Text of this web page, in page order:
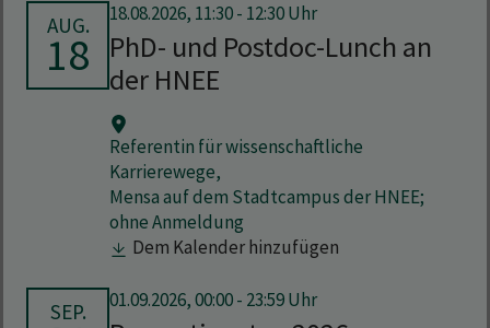
AUG.
18
PhD- und Postdoc-Lunch an
der HNEE
18.08.2026, 11:30 - 12:30 Uhr
Referentin für wissenschaftliche
Karrierewege,
Mensa auf dem Stadtcampus der HNEE;
ohne Anmeldung
Dem Kalender hinzufügen
SEP. 01.09.2026, 00:00 - 23:59 Uhr